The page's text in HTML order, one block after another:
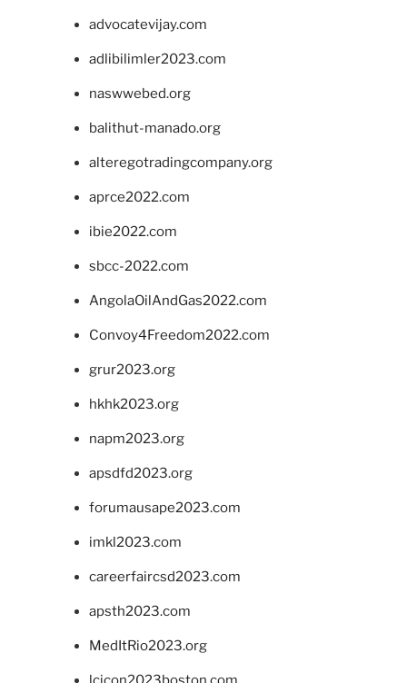
advocatevijay.com
adlibilimler2023.com
naswwebed.org
balithut-manado.org
alteregotradingcompany.org
aprce2022.com
ibie2022.com
sbcc-2022.com
AngolaOilAndGas2022.com
Convoy4Freedom2022.com
grur2023.org
hkhk2023.org
napm2023.org
apsdfd2023.org
forumausape2023.com
imkl2023.com
careerfaircsd2023.com
apsth2023.com
MedItRio2023.org